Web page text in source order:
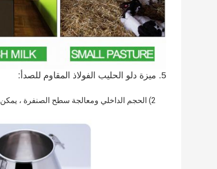
5. ميزة دلو الحليب الفولاذ المقاوم للصدأ:
2) الحجم الداخلي ومعالجة سطح الصنفرة ،